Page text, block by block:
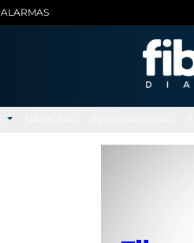
ALARMAS